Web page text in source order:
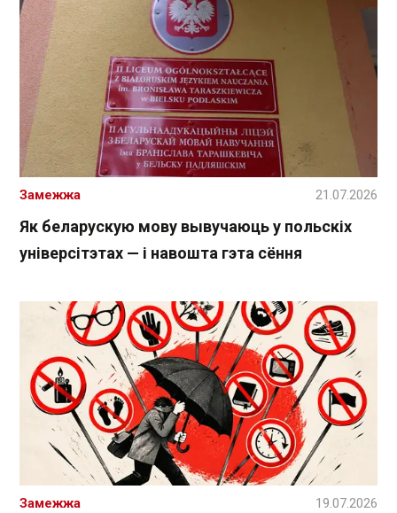
Як беларускую мову вывучаюць у польскіх
універсітэтах — і навошта гэта сёння
Замежжа 21.07.2026
Замежжа 19.07.2026